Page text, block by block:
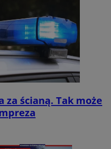
za ścianą. Tak może